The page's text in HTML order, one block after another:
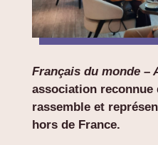
Français du monde –
association
rassemble et
hors de France.